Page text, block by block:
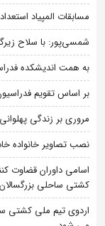
مسابقات المپیاد
شمسی‌پور: با سلاح
به همت اندیشکده
بر اساس تقویم
مروری بر زندگی
نصب تصاویر خانواده
اسامی داوران قضاوت
کشتی ساحلی